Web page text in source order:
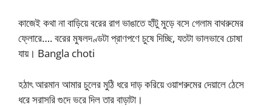
কাজেই কথা না বাড়িয়ে বরের রাগ ভাঙাতে হাঁটু মুড়ে বসে গেলাম বাথরুমের
ফ্লোরে…. বরের মুষলদণ্ডটা প্রাণপণে চুষে দিচ্ছি, যতটা ভালভাবে চোষা
যায়। Bangla choti
হঠাৎ আরমান আমার চুলের মুঠি ধরে দাড় করিয়ে ওয়াশরুমের দেয়ালে ঠেসে
ধরে সরাসরি গুদে ভরে দিল তার বাড়াটা।